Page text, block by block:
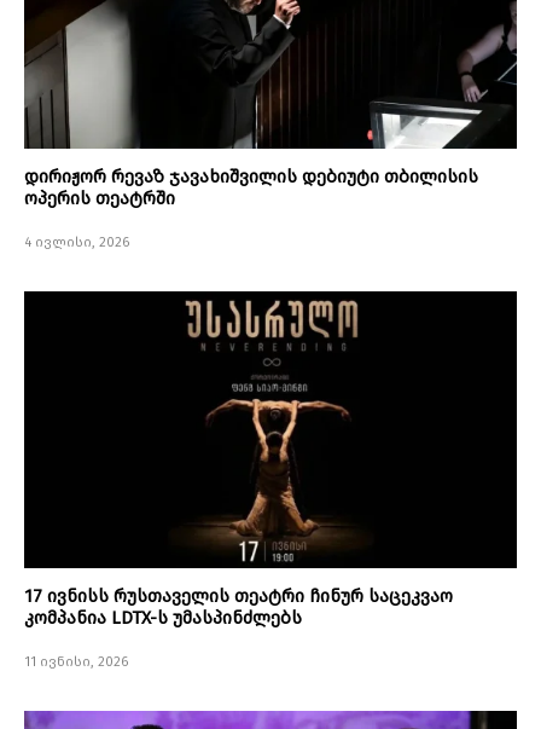
დირიჟორ რევაზ ჯავახიშვილის დებიუტი თბილისის
ოპერის თეატრში
4 ივლისი, 2026
17 ივნისს რუსთაველის თეატრი ჩინურ საცეკვაო
კომპანია LDTX-ს უმასპინძლებს
11 ივნისი, 2026